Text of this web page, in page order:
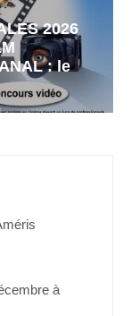
2026
: le
à